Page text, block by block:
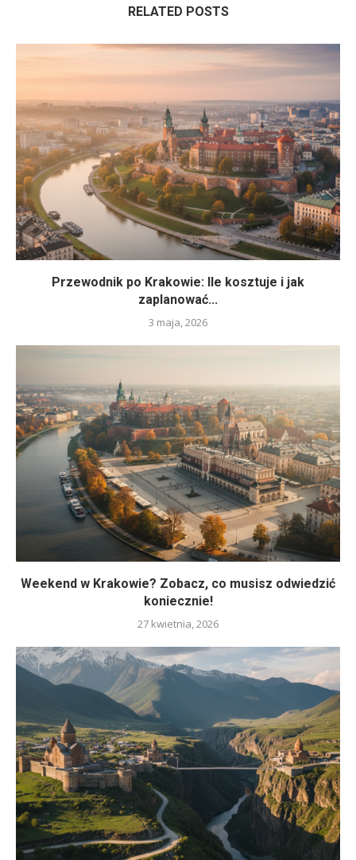
RELATED POSTS
Przewodnik po Krakowie: Ile kosztuje i jak
zaplanować...
3 maja, 2026
Weekend w Krakowie? Zobacz, co musisz odwiedzić
koniecznie!
27 kwietnia, 2026